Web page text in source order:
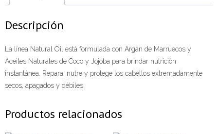
Descripción
La línea Natural Oil está formulada con Argán de Marruecos y
Aceites Naturales de Coco y Jojoba para brindar nutrición
instantánea. Repara, nutre y protege los cabellos extremadamente
secos, apagados y débiles.
Productos relacionados